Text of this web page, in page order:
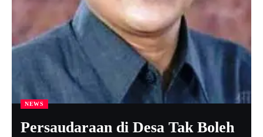
NEWS
Persaudaraan di Desa Tak Boleh